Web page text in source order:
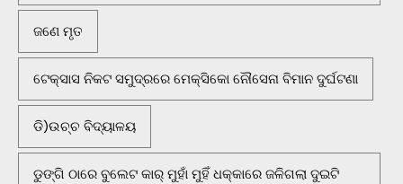
ଜଣେ ମୃତ
ଟେକ୍ସାସ ନିକଟ ସମୁଦ୍ରରେ ମେକ୍ସିକୋ ନୌସେନା ବିମାନ ଦୁର୍ଘଟଣା
ଡି)ଉଚ୍ଚ ବିଦ୍ୟାଳୟ
ଡୁଙ୍ଗି ଠାରେ ବୁଲେଟ କାର୍ ମୁହାଁ ମୁହିଁ ଧକ୍କାରେ ଜଳିଗଲା ଦୁଇଟି